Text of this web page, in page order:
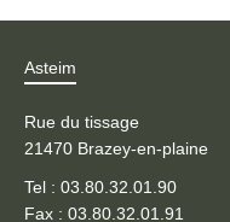
Asteim
Rue du tissage
21470 Brazey-en-plaine
Tel : 03.80.32.01.90
Fax : 03.80.32.01.91